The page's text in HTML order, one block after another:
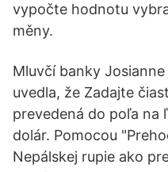
vypočte hodnotu
měny.
Mluvčí banky
uvedla, že Zadajte
prevedená do poľa na
dolár. Pomocou
Nepálskej rupie ako